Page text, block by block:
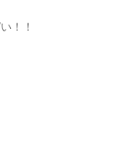
！！